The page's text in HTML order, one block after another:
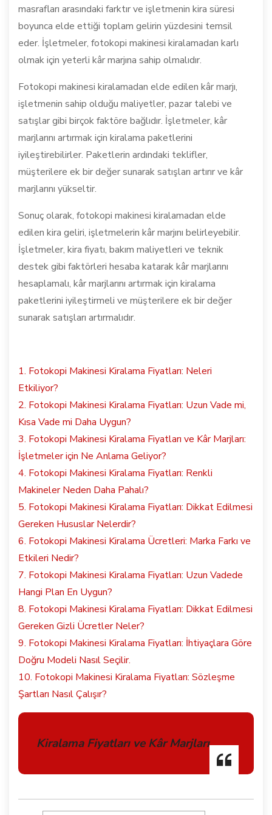
masrafları arasındaki farktır ve işletmenin kira süresi
boyunca elde ettiği toplam gelirin yüzdesini temsil
eder. İşletmeler, fotokopi makinesi kiralamadan karlı
olmak için yeterli kâr marjına sahip olmalıdır.
Fotokopi makinesi kiralamadan elde edilen kâr marjı,
işletmenin sahip olduğu maliyetler, pazar talebi ve
satışlar gibi birçok faktöre bağlıdır. İşletmeler, kâr
marjlarını artırmak için kiralama paketlerini
iyileştirebilirler. Paketlerin ardındaki teklifler,
müşterilere ek bir değer sunarak satışları artırır ve kâr
marjlarını yükseltir.
Sonuç olarak, fotokopi makinesi kiralamadan elde
edilen kira geliri, işletmelerin kâr marjını belirleyebilir.
İşletmeler, kira fiyatı, bakım maliyetleri ve teknik
destek gibi faktörleri hesaba katarak kâr marjlarını
hesaplamalı, kâr marjlarını artırmak için kiralama
paketlerini iyileştirmeli ve müşterilere ek bir değer
sunarak satışları artırmalıdır.
1. Fotokopi Makinesi Kiralama Fiyatları: Neleri
Etkiliyor?
2. Fotokopi Makinesi Kiralama Fiyatları: Uzun Vade mi,
Kısa Vade mi Daha Uygun?
3. Fotokopi Makinesi Kiralama Fiyatları ve Kâr Marjları:
İşletmeler için Ne Anlama Geliyor?
4. Fotokopi Makinesi Kiralama Fiyatları: Renkli
Makineler Neden Daha Pahalı?
5. Fotokopi Makinesi Kiralama Fiyatları: Dikkat Edilmesi
Gereken Hususlar Nelerdir?
6. Fotokopi Makinesi Kiralama Ücretleri: Marka Farkı ve
Etkileri Nedir?
7. Fotokopi Makinesi Kiralama Fiyatları: Uzun Vadede
Hangi Plan En Uygun?
8. Fotokopi Makinesi Kiralama Fiyatları: Dikkat Edilmesi
Gereken Gizli Ücretler Neler?
9. Fotokopi Makinesi Kiralama Fiyatları: İhtiyaçlara Göre
Doğru Modeli Nasıl Seçilir.
10. Fotokopi Makinesi Kiralama Fiyatları: Sözleşme
Şartları Nasıl Çalışır?
Kiralama Fiyatları ve Kâr Marjları